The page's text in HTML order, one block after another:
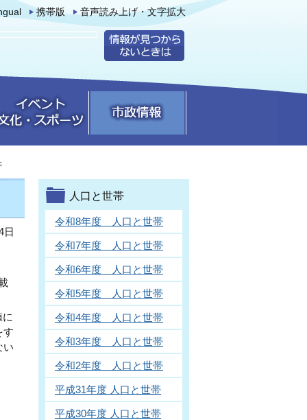
携帯版 音声読み上げ・文字拡大
日
す
い
人口と世帯
令和8年度 人口と世帯
令和7年度 人口と世帯
令和6年度 人口と世帯
令和5年度 人口と世帯
令和4年度 人口と世帯
令和3年度 人口と世帯
令和2年度 人口と世帯
平成31年度 人口と世帯
平成30年度 人口と世帯